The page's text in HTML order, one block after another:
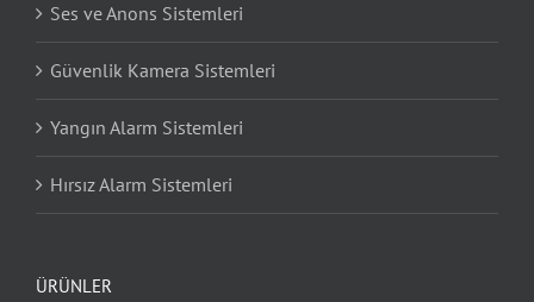
Ses ve Anons Sistemleri
Güvenlik Kamera Sistemleri
Yangın Alarm Sistemleri
Hırsız Alarm Sistemleri
ÜRÜNLER